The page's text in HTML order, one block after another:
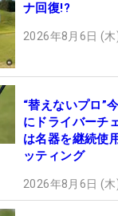
ナ回復!?
2026年8月6日 (
“替えないプロ”
にドライバーチ
は名器を継続
ッティング
2026年8月6日 (